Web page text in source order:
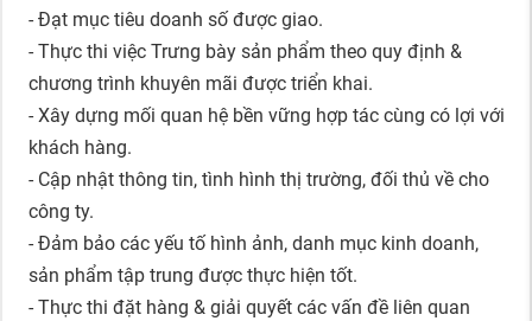
- Đạt mục tiêu doanh số được giao.
- Thực thi việc Trưng bày sản phẩm theo quy định &
chương trình khuyên mãi được triển khai.
- Xây dựng mối quan hệ bền vững hợp tác cùng có lợi với
khách hàng.
- Cập nhật thông tin, tình hình thị trường, đối thủ về cho
công ty.
- Đảm bảo các yếu tố hình ảnh, danh mục kinh doanh,
sản phẩm tập trung được thực hiện tốt.
- Thực thi đặt hàng & giải quyết các vấn đề liên quan